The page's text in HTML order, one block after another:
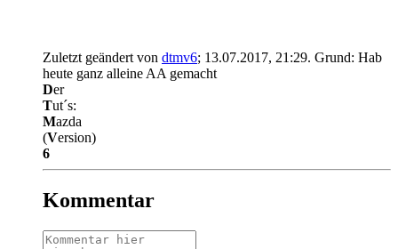
Zuletzt geändert von dtmv6; 13.07.2017, 21:29. Grund: Hab
heute ganz alleine AA gemacht
Der
Tut´s:
Mazda
(Version)
6
Kommentar